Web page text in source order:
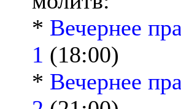
* Вечернее
1 (18:00)
* Вечернее